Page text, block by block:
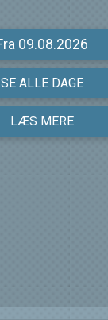
Fra 09.08.2026
SE ALLE DAGE
LÆS MERE